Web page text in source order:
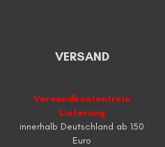
VERSAND
Versandkostenfreie
Lieferung
innerhalb Deutschland ab 150
Euro